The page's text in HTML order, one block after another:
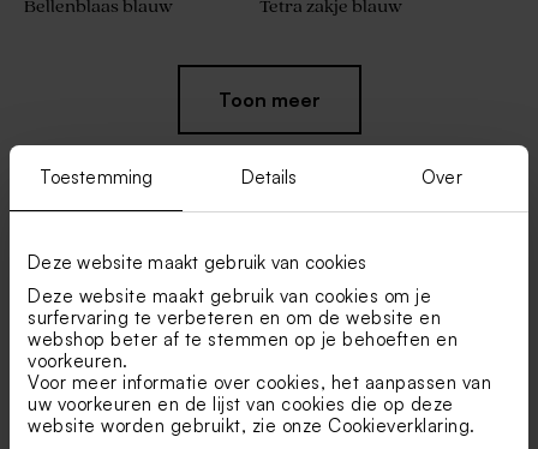
Toestemming Details Over
Deze website maakt gebruik van cookies
Deze website maakt gebruik van cookies om je
surfervaring te verbeteren en om de website en
webshop beter af te stemmen op je behoeften en
voorkeuren.
Voor meer informatie over cookies, het aanpassen van
uw voorkeuren en de lijst van cookies die op deze
website worden gebruikt, zie onze Cookieverklaring.
Bellenblaas blauw Tetra zakje blauw
Zeepjes met naam | blauw
Ambachtelijke lolly wit met
blauwe strepen
Toon meer
Vind je misschien ook leuk